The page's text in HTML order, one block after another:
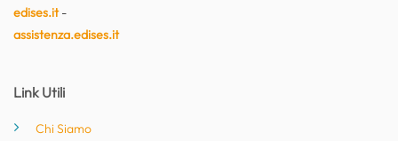
edises.it-
assistenza.edises.it
Link Utili
Chi Siamo